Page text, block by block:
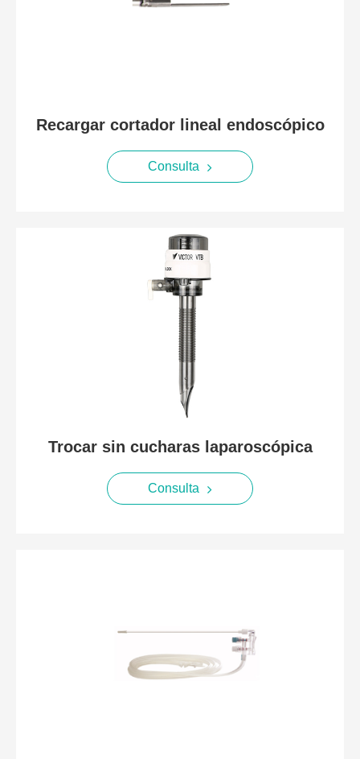
Recargar cortador lineal endoscópico
Consulta
Trocar sin cucharas laparoscópica
Consulta